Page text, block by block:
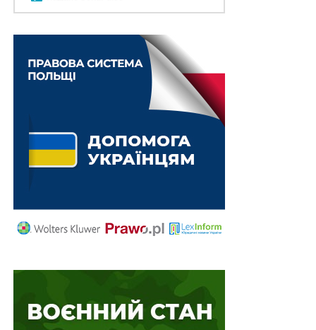
узгоджується з положеннями
вирішенні питання про відкриття апеляційного
провадження належить виходити з приписів
КПК, яка розкриває принцип законності
кримінального провадження та в частині шостій
установлює, що, коли положення цього Кодексу не
регулюють або неоднозначно регулюють питання
кримінального провадження, застосовуються
загальні засади кримінального провадження,
оскарження процесуальних рішень, дій чи
бездіяльності (
п. 17 ч. 1 ст. 7
КПК), а її зміст розкрито у
гарантується право на оскарження процесуальних
рішень, дій чи бездіяльності суду, слідчого судді,
прокурора, слідчогов порядку, передбаченому КПК.